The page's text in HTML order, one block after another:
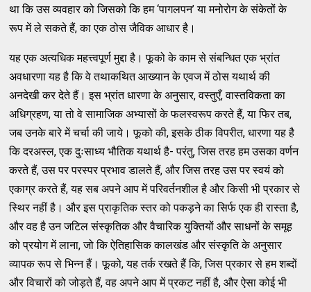
था कि उस व्यवहार को जिसको कि हम ‘पागलपन’ या मनोरोग के संकेतों के
रूप में ले सकते हैं, का एक ठोस जैविक आधार है।
यह एक अत्यधिक महत्त्वपूर्ण मुद्दा है। फूको के काम से संबन्धित एक भ्रांत
अवधारणा यह है कि वे तथाकथित आख्यान के एवज में ठोस यथार्थ की
अनदेखी कर देते हैं। इस भ्रांत धारणा के अनुसार, वस्तुएँ, वास्तविकता का
अधिग्रहण, या तो वे सामाजिक अभ्यासों के फलस्वरूप करते हैं, या फिर तब,
जब उनके बारे में चर्चा की जाये। फूको की, इसके ठीक विपरीत, धारणा यह है
कि दरअस्ल, एक दुःसाध्य भौतिक यथार्थ है- परंतु, जिस तरह हम उसका वर्णन
करते हैं, उस पर परस्पर प्रभाव डालते हैं, और जिस तरह उस पर स्वयं को
एकाग्र करते हैं, यह सब अपने आप में परिवर्तनशील है और किसी भी प्रकार से
स्थिर नहीं है। और इस प्राकृतिक स्तर को पकड़ने का सिर्फ एक ही रास्ता है,
और वह है उन जटिल संस्कृतिक और वैचारिक युक्तियों और साधनों के समूह
को प्रयोग में लाना, जो कि ऐतिहासिक कालखंड और संस्कृति के अनुसार
व्यापक रूप से भिन्न हैं। फूको, यह तर्क रखते हैं कि, जिस प्रकार से हम शब्दों
और विचारों को जोड़ते हैं, वह अपने आप में प्रकट नहीं है, और ऐसा कोई भी